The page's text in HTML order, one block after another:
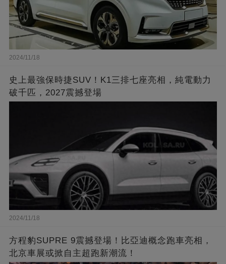
2024/11/18
史上最強保時捷SUV！K1三排七座亮相，純電動力
破千匹，2027震撼登場
2024/11/18
方程豹SUPRE 9震撼登場！比亞迪概念跑車亮相，
北京車展或掀自主超跑新潮流！